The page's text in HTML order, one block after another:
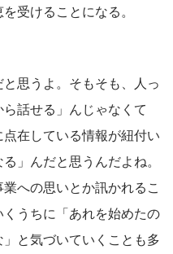
受けることになる。
思うよ。そもそも、人っ
話せる」んじゃなくて
点在している情報が紐付い
」んだと思うんだよね。
への思いとか訊かれるこ
うちに「あれを始めたの
と気づいていくことも多